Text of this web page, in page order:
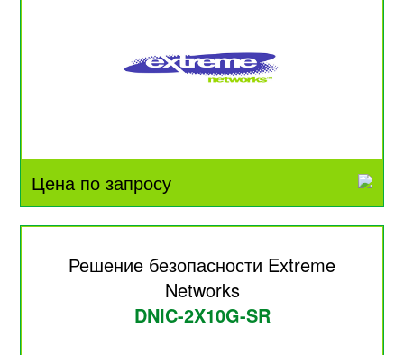
Цена по запросу
Решение безопасности Extreme
Networks
DNIC-2X10G-SR